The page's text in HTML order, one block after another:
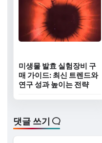
미생물 발효 실험장비 구
매 가이드: 최신 트렌드와
연구 성과 높이는 전략
댓글 쓰기